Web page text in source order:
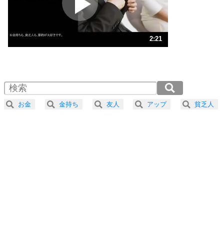
ポジティブ思考になる30の方法
ストレス対策
人生、なんとかなるもの。
気楽に生きる30の方法
4 器の大きい人は、怒りを優しさで表現する。
プラス思考
2:21
2.0倍速 （276KB 1分10秒）
2.5倍速 （221KB 56秒）
3.0倍速 （185KB 47秒）
お金 金持ち 友人 アップ 貧乏人